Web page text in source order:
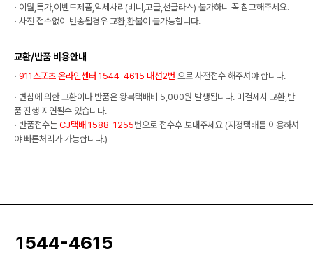
· 이월,특가,이벤트제품,악세사리(비니,고글,선글라스) 불가하니 꼭 참고해주세요.
· 사전 접수없이 반송될경우 교환,환불이 불가능합니다.
교환/반품 비용안내
· 911스포츠 온라인센터 1544-4615 내선2번 으로 사전접수 해주셔야 합니다.
· 변심에 의한 교환이나 반품은 왕복택배비 5,000원 발생됩니다. 미결제시 교환,반
품 진행 지연될수 있습니다.
· 반품접수는 CJ택배 1588-1255번으로 접수후 보내주세요 (지정택배를 이용하셔
야 빠른처리가 가능합니다.)
1544-4615